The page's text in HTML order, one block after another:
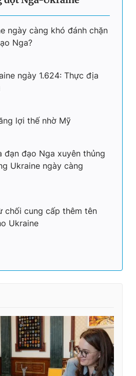
ngày càng khó đánh chặn
Nga?
ngày 1.624: Thực địa
lợi thế nhờ Mỹ
đạn đạo Nga xuyên thủng
Ukraine ngày càng
chối cung cấp thêm tên
Ukraine